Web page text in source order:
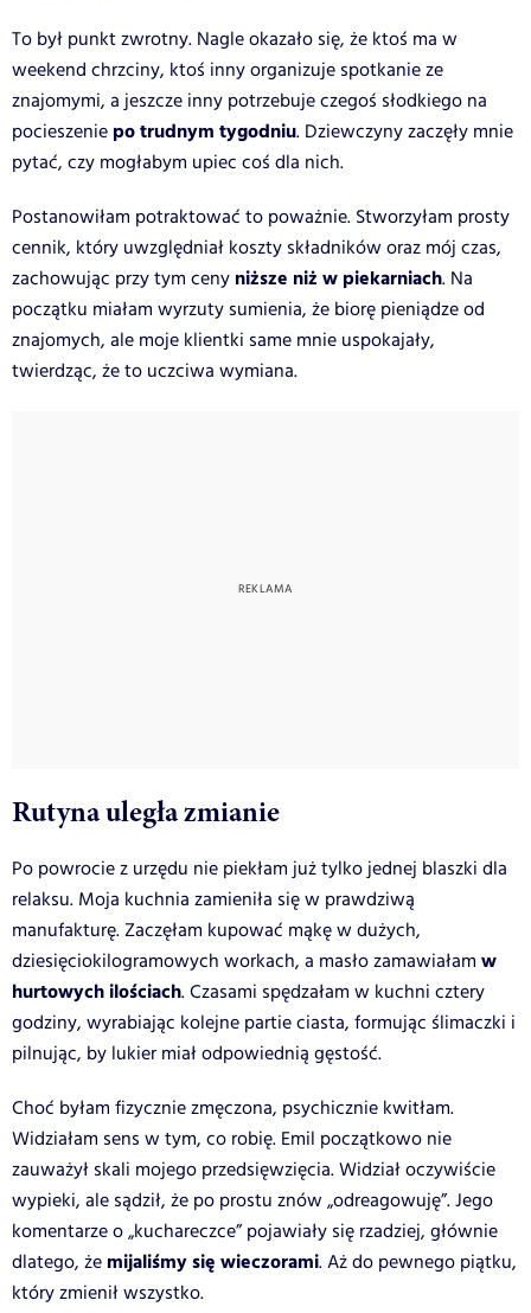
To był punkt zwrotny. Nagle okazało się, że ktoś ma w
weekend chrzciny, ktoś inny organizuje spotkanie ze
znajomymi, a jeszcze inny potrzebuje czegoś słodkiego na
pocieszenie po trudnym tygodniu. Dziewczyny zaczęły mnie
pytać, czy mogłabym upiec coś dla nich.
Postanowiłam potraktować to poważnie. Stworzyłam prosty
cennik, który uwzględniał koszty składników oraz mój czas,
zachowując przy tym ceny niższe niż w piekarniach. Na
początku miałam wyrzuty sumienia, że biorę pieniądze od
znajomych, ale moje klientki same mnie uspokajały,
twierdząc, że to uczciwa wymiana.
Rutyna uległa zmianie
Po powrocie z urzędu nie piekłam już tylko jednej blaszki dla
relaksu. Moja kuchnia zamieniła się w prawdziwą
manufakturę. Zaczęłam kupować mąkę w dużych,
dziesięciokilogramowych workach, a masło zamawiałam w
hurtowych ilościach. Czasami spędzałam w kuchni cztery
godziny, wyrabiając kolejne partie ciasta, formując ślimaczki i
pilnując, by lukier miał odpowiednią gęstość.
Choć byłam fizycznie zmęczona, psychicznie kwitłam.
Widziałam sens w tym, co robię. Emil początkowo nie
zauważył skali mojego przedsięwzięcia. Widział oczywiście
wypieki, ale sądził, że po prostu znów „odreagowuję”. Jego
komentarze o „kuchareczce” pojawiały się rzadziej, głównie
dlatego, że mijaliśmy się wieczorami. Aż do pewnego piątku,
który zmienił wszystko.